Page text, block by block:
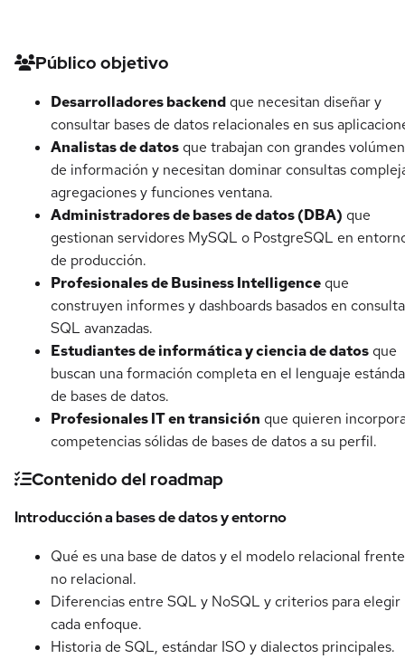
Detalles del curso
Público objetivo
Desarrolladores backend que necesitan diseñar y
consultar bases de datos relacionales en sus
Analistas de datos que trabajan con grandes
de información y necesitan dominar consultas
agregaciones y funciones ventana.
Administradores de bases de datos (DBA) que
gestionan servidores MySQL o PostgreSQL en
de producción.
Profesionales de Business Intelligence que
construyen informes y dashboards basados en
SQL avanzadas.
Estudiantes de informática y ciencia de datos que
buscan una formación completa en el lenguaje
de bases de datos.
Profesionales IT en transición que quieren
competencias sólidas de bases de datos a su perfil.
Contenido del roadmap
Introducción a bases de datos y entorno
Qué es una base de datos y el modelo relacional
no relacional.
Diferencias entre SQL y NoSQL y criterios para elegir
cada enfoque.
Historia de SQL, estándar ISO y dialectos principales.